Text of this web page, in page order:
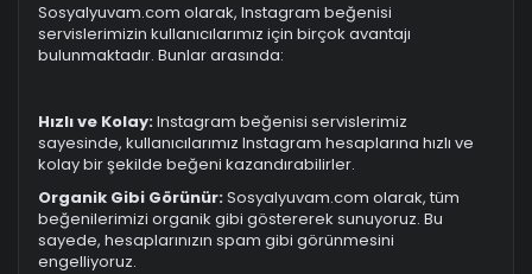
Sosyalyuvam.com olarak, Instagram beğenisi
servislerimizin kullanıcılarımız için birçok avantajı
bulunmaktadır. Bunlar arasında:
Hızlı ve Kolay:Instagram beğenisi servislerimiz
sayesinde, kullanıcılarımız Instagram hesaplarına hızlı ve
kolay bir şekilde beğeni kazandırabilirler.
Organik Gibi Görünür:Sosyalyuvam.com olarak, tüm
beğenilerimizi organik gibi göstererek sunuyoruz. Bu
sayede, hesaplarınızın spam gibi görünmesini
engelliyoruz.